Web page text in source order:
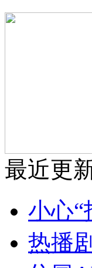
最近更
小心
热播